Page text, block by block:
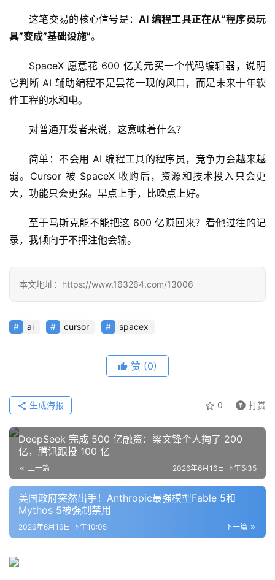
这笔交易的核心信号是：AI 编程工具正在从”程序员玩
具”变成”基础设施”。
SpaceX 愿意花 600 亿美元买一个代码编辑器，说明
它判断 AI 辅助编程不是昙花一现的风口，而是未来十年软
件工程的水和电。
对普通开发者来说，这意味着什么？
简单：不会用 AI 编程工具的程序员，竞争力会越来越
弱。Cursor 被 SpaceX 收购后，资源和技术投入只会更
大，功能只会更强。早点上手，比晚点上好。
至于马斯克能不能把这 600 亿赚回来？看他过往的记
录，我倾向于不押注他会输。
本文地址：https://www.163264.com/13006
ai cursor spacex
赞 (0)
0 打赏
生成海报
DeepSeek 完成 500 亿融资：梁文锋个人掏了 200
亿，腾讯跟投 100 亿
上一篇 2026年6月16日 下午5:35
美国政府突然出手！Anthropic最强模型Fable 5和
Mythos 5被强制禁用
下一篇
2026年6月16日 下午10:05